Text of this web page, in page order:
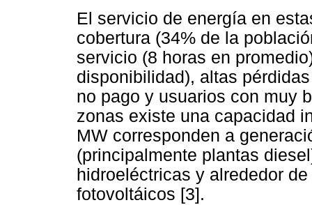
El servicio de energía en
cobertura (34% de la
servicio (8 horas en
disponibilidad), altas
no pago y usuarios con muy
zonas existe una capacidad
MW corresponden a
(principalmente plantas
hidroeléctricas y alrededor
fotovoltáicos [3].